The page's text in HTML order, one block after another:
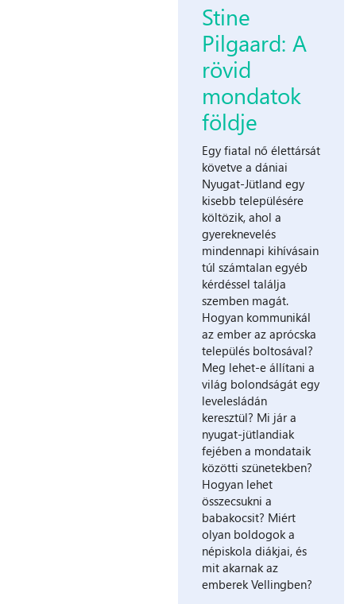
Stine
Pilgaard: A
rövid
mondatok
földje
Egy fiatal nő élettársát
követve a dániai
Nyugat-Jütland egy
kisebb településére
költözik, ahol a
gyereknevelés
mindennapi kihívásain
túl számtalan egyéb
kérdéssel találja
szemben magát.
Hogyan kommunikál
az ember az aprócska
település boltosával?
Meg lehet-e állítani a
világ bolondságát egy
levelesládán
keresztül? Mi jár a
nyugat-jütlandiak
fejében a mondataik
közötti szünetekben?
Hogyan lehet
összecsukni a
babakocsit? Miért
olyan boldogok a
népiskola diákjai, és
mit akarnak az
emberek Vellingben?